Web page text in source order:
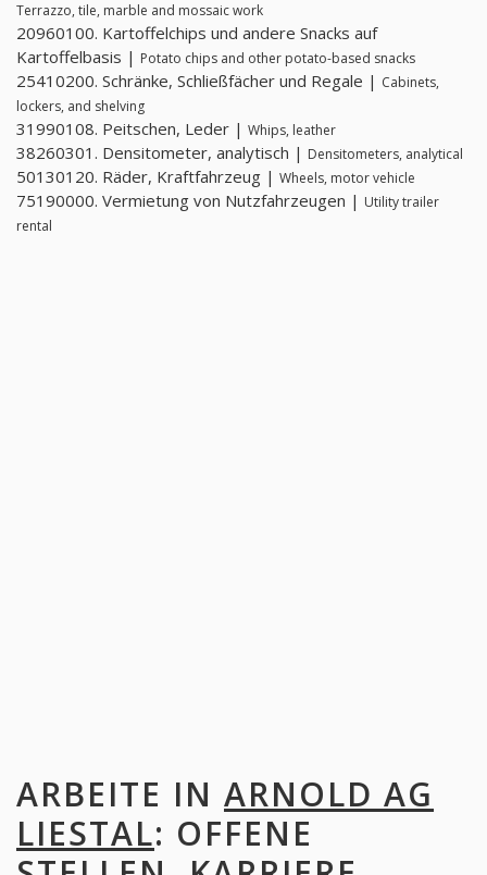
Terrazzo, tile, marble and mossaic work
20960100. Kartoffelchips und andere Snacks auf
Kartoffelbasis | Potato chips and other potato-based snacks
25410200. Schränke, Schließfächer und Regale | Cabinets,
lockers, and shelving
31990108. Peitschen, Leder | Whips, leather
38260301. Densitometer, analytisch | Densitometers, analytical
50130120. Räder, Kraftfahrzeug | Wheels, motor vehicle
75190000. Vermietung von Nutzfahrzeugen | Utility trailer
rental
ARBEITE IN ARNOLD AG
LIESTAL: OFFENE